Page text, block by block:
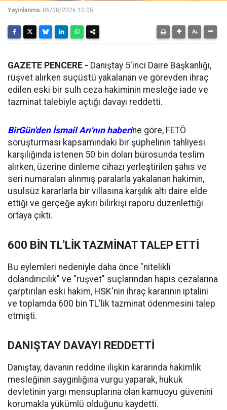
Yayınlanma: 06/08/2026 10:05
GAZETE PENCERE - Danıştay 5'inci Daire Başkanlığı,
rüşvet alırken suçüstü yakalanan ve görevden ihraç
edilen eski bir sulh ceza hakiminin mesleğe iade ve
tazminat talebiyle açtığı davayı reddetti.
BirGün'den İsmail Arı'nın haberine göre, FETÖ
soruşturması kapsamındaki bir şüphelinin tahliyesi
karşılığında istenen 50 bin doları bürosunda teslim
alırken, üzerine dinleme cihazı yerleştirilen şahıs ve
seri numaraları alınmış paralarla yakalanan hakimin,
usulsüz kararlarla bir villasına karşılık altı daire elde
ettiği ve gerçeğe aykırı bilirkişi raporu düzenlettiği
ortaya çıktı.
600 BİN TL'LİK TAZMİNAT TALEP ETTİ
Bu eylemleri nedeniyle daha önce "nitelikli
dolandırıcılık" ve "rüşvet" suçlarından hapis cezalarına
çarptırılan eski hakim, HSK'nin ihraç kararının iptalini
ve toplamda 600 bin TL'lik tazminat ödenmesini talep
etmişti.
DANIŞTAY DAVAYI REDDETTİ
Danıştay, davanın reddine ilişkin kararında hakimlik
mesleğinin saygınlığına vurgu yaparak, hukuk
devletinin yargı mensuplarına olan kamuoyu güvenini
korumakla yükümlü olduğunu kaydetti.